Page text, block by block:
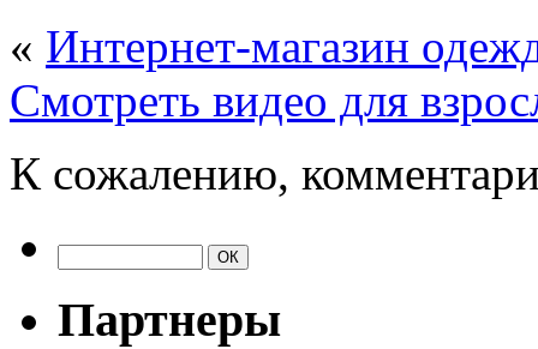
« Интернет-магазин
Смотреть видео для
К сожалению,
Партнеры